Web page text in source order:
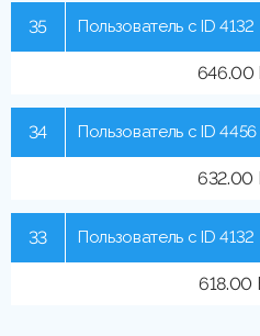
35 Пользователь с ID 4132
646.00
34 Пользователь с ID 4456
632.00
33 Пользователь с ID 4132
618.00